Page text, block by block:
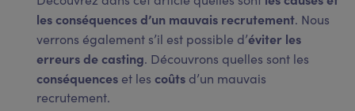
les conséquences d’un mauvais recrutement. Nous
verrons également s’il est possible d’éviter les
erreurs de casting. Découvrons quelles sont les
conséquences et les coûts d’un mauvais
recrutement.